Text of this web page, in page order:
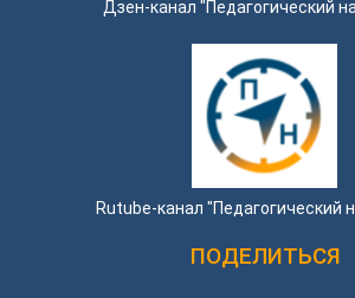
Дзен-канал "Педагогический
Rutube-канал "Педагогический
ПОДЕЛИТЬСЯ